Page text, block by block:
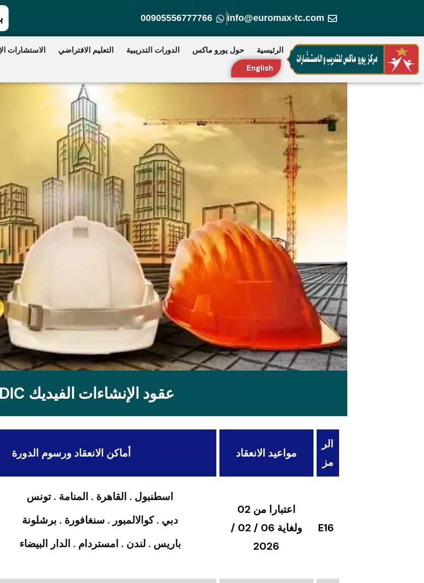
المحتوى
info@euromax-tc.com
00905556777766
الرئيسية حول يورو ماكس الدورات التدريبية التعليم الافتراضي الاستشارات
English
عقود الإنشاءات الفيديك FIDIC
الر
مز
مواعيد الانعقاد أماكن الانعقاد ورسوم الدورة
E16
اعتبارا من 02
ولغاية 06 / 02 /
2026
اسطنبول . القاهرة . المنامة . تونس
دبي . كوالالمبور . سنغافورة . برشلونة
باريس . لندن . امستردام . الدار البيضاء